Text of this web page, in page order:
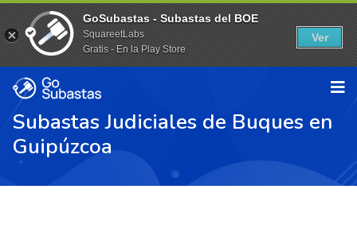
Subastas Judiciales de Buques en
Guipúzcoa
GoSubastas - Subastas del BOE
SquareetLabs
Gratis - En la Play Store
Ver